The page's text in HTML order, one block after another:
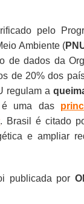
pelo
Ambiente (
de dados da
de 20% dos
regulam a
uma das
. Brasil é citado
e ampliar
publicada por